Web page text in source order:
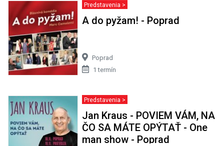
Predstavenia >
A do pyžam! - Poprad
Poprad
1 termín
Predstavenia >
Jan Kraus - POVIEM VÁM, NA
ČO SA MÁTE OPÝTAŤ - One
man show - Poprad